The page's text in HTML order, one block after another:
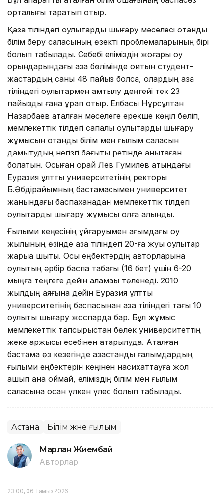
орталығы таратып отыр.
Қазақ тіліндегі оқулықтарды шығару мәселесі отандық
білім беру саласының өзекті проблемаларының бірі
болып табылады. Себебі еліміздің жоғары оқу
орындарындағы қазақ бөлімінде оқитын студент-
жастардың саны 48 пайыз болса, олардың қазақ
тіліндегі оқулықтармен қамтылу деңгейі тек 23
пайызды ғана құрап отыр. Елбасы Нұрсұлтан
Назарбаев аталған мәселеге ерекше көңіл бөліп,
мемлекеттік тілдегі сапалы оқулықтарды шығару
жұмысын отандық білім мен ғылым саласын
дамытудың негізгі бағыты ретінде анықтаған
болатын. Осыған орай Лев Гумилев атындағы
Еуразия ұлттық университетінің ректоры
Б.Әбдірайымның бастамасымен университет
жанындағы баспаханадан мемлекеттік тілдегі
оқулықтарды шығару жұмысы қолға алынды.
Ғылыми кеңесінің ұйғаруымен ағымдағы оқу
жылының өзінде қазақ тіліндегі 20-ға жуық оқулықтар
жарыққа шықты. Осы еңбектердің авторларына
оқулықтың әрбір баспа табағы (16 бет) үшін 6-20
мыңға теңгеге дейін қаламақы төленеді. 2010
жылдың аяғына дейін Еуразия ұлттық
университетінің баспасынан қазақ тіліндегі тағы 10
оқулықты шығару жоспарда бар. Бұл жұмыс
мемлекеттік тапсырыстан бөлек университеттің
жеке қаржысы есебінен атқарылуда. Аталған
бастама өз кезегінде қазақстандық ғалымдардың
ғылыми еңбектерін кеңінен насихаттауға жол
ашып қана қоймай, еліміздің білім мен ғылым
саласына қосқан үлкен үлес болып табылады.
Астана Білім және ғылым
Марлан Жиембай
Авторлар
23:00, 06 Тамыз 2026